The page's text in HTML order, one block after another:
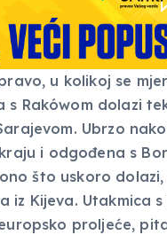
u kolikoj se
s Rakówom dolazi
Ubrzo
i odgođena s
što uskoro
Kijeva. Utakmica
proljeće,